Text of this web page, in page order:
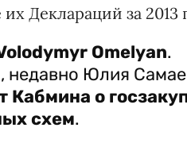
Деклараций за 2013
Omelyan.
недавно Юлия
Кабмина о
схем.